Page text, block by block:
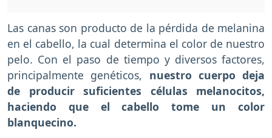
Las canas son producto de la pérdida de melanina
en el cabello, la cual determina el color de nuestro
pelo. Con el paso de tiempo y diversos factores,
principalmente genéticos, nuestro cuerpo deja
de producir suficientes células melanocitos,
haciendo que el cabello tome un color
blanquecino.